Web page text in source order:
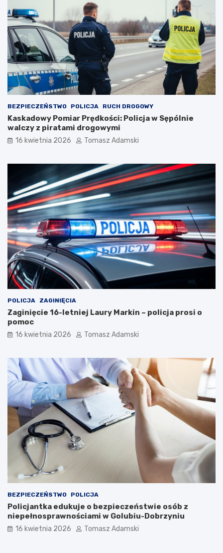
BEZPIECZEŃSTWO POLICJA RUCH DROGOWY
Kaskadowy Pomiar Prędkości: Policja w Sępólnie
walczy z piratami drogowymi
16 kwietnia 2026 Tomasz Adamski
POLICJA ZAGINIĘCIA
Zaginięcie 16-letniej Laury Markin – policja prosi o
pomoc
16 kwietnia 2026 Tomasz Adamski
BEZPIECZEŃSTWO POLICJA
Policjantka edukuje o bezpieczeństwie osób z
niepełnosprawnościami w Golubiu-Dobrzyniu
16 kwietnia 2026 Tomasz Adamski